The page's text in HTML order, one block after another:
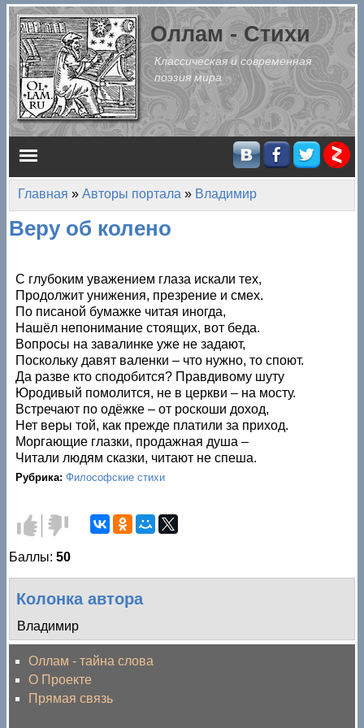
Перейти к основному содержанию
Оллам - Стихи
Классическая и современная
поэзия мира
Главное меню
Вы здесь
Главная » Авторы портала » Владимир
Веру об колено
С глубоким уважением глаза искали тех,
Продолжит унижения, презрение и смех.
По писаной бумажке читая иногда,
Нашёл непонимание стоящих, вот беда.
Вопросы на завалинке уже не задают,
Поскольку давят валенки – что нужно, то споют.
Да разве кто сподобится? Правдивому шуту
Юродивый помолится, не в церкви – на мосту.
Встречают по одёжке – от роскоши доход,
Нет веры той, как прежде платили за приход.
Моргающие глазки, продажная душа –
Читали людям сказки, читают не спеша.
Рубрика:Философские стихи
Голос
за!
Голос
против!
Баллы:50
Колонка автора
Владимир
Оллам - тайна слова
О Проекте
Прямая связь